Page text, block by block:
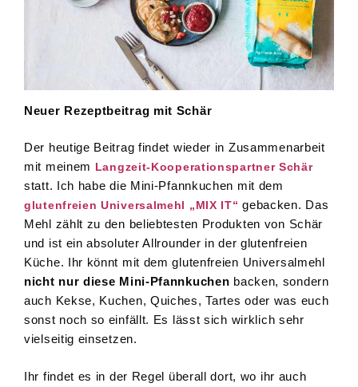
Neuer Rezeptbeitrag mit Schär
Der heutige Beitrag findet wieder in Zusammenarbeit
mit meinem Langzeit-Kooperationspartner Schär
statt. Ich habe die Mini-Pfannkuchen mit dem
glutenfreien Universalmehl „MIX IT“ gebacken. Das
Mehl zählt zu den beliebtesten Produkten von Schär
und ist ein absoluter Allrounder in der glutenfreien
Küche. Ihr könnt mit dem glutenfreien Universalmehl
nicht nur diese Mini-Pfannkuchen backen, sondern
auch Kekse, Kuchen, Quiches, Tartes oder was euch
sonst noch so einfällt. Es lässt sich wirklich sehr
vielseitig einsetzen.
Ihr findet es in der Regel überall dort, wo ihr auch